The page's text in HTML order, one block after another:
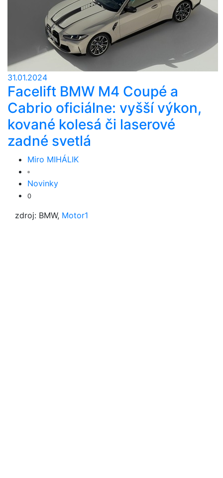
31.01.2024
Facelift BMW M4 Coupé a
Cabrio oficiálne: vyšší výkon,
kované kolesá či laserové
zadné svetlá
Miro MIHÁLIK
Novinky
0
zdroj: BMW, Motor1